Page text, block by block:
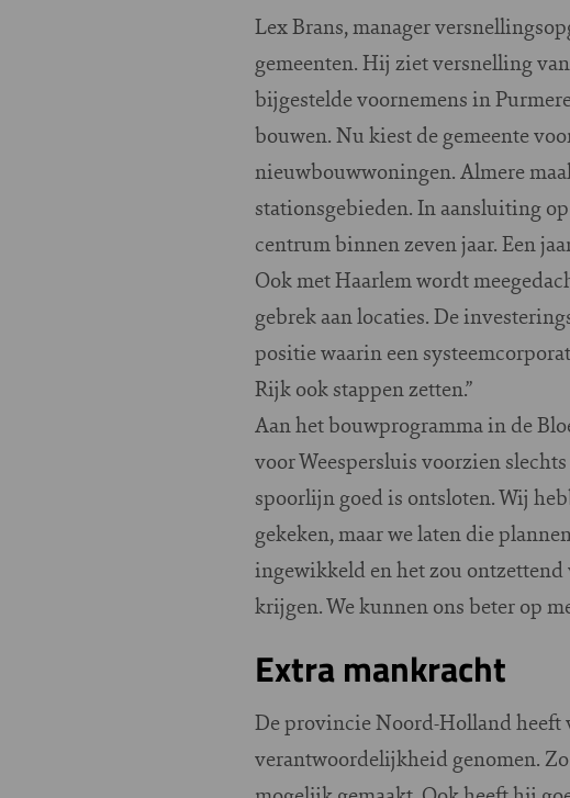
Lex Brans, manager
gemeenten. Hij ziet versnelling
bijgestelde voornemens in
bouwen. Nu kiest de gemeente
nieuwbouwwoningen. Almere
stationsgebieden. In aansluiting
centrum binnen zeven jaar. Een
Ook met Haarlem wordt
gebrek aan locaties. De
positie waarin een
Rijk ook stappen zetten.”
Aan het bouwprogramma in de
voor Weespersluis voorzien
spoorlijn goed is ontsloten. Wij
gekeken, maar we laten die
ingewikkeld en het zou ontzettend
krijgen. We kunnen ons beter op
Extra mankracht
De provincie Noord-Holland heeft
verantwoordelijkheid genomen.